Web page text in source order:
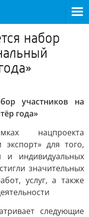
набор
участников на
года»
нацпроекта
для того,
и индивидуальных
значительных
услуг, а также
следующие